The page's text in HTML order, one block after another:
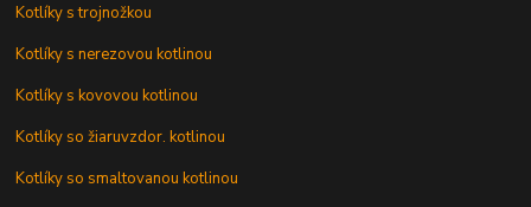
Kotlíky s trojnožkou
Kotlíky s nerezovou kotlinou
Kotlíky s kovovou kotlinou
Kotlíky so žiaruvzdor. kotlinou
Kotlíky so smaltovanou kotlinou